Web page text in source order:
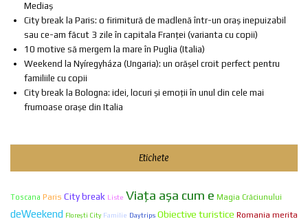
Mediaș
City break la Paris: o firimitură de madlenă într-un oraș inepuizabil
sau ce-am făcut 3 zile în capitala Franței (varianta cu copii)
10 motive să mergem la mare în Puglia (Italia)
Weekend la Nyíregyháza (Ungaria): un orășel croit perfect pentru
familiile cu copii
City break la Bologna: idei, locuri și emoții în unul din cele mai
frumoase orașe din Italia
Etichete
Toscana Paris City break Liste Viaţa aşa cum e Magia Crăciunului
deWeekend Florești City Familie Daytrips Obiective turistice Romania merita